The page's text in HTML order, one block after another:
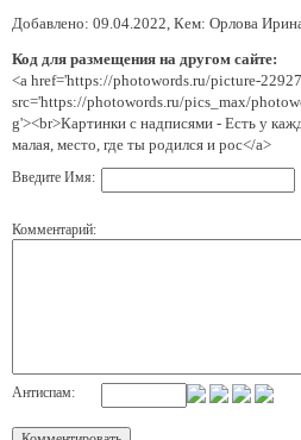
Добавлено: 09.04.2022, Кем: Орлова
Код для размещения на другом сайте:
<a href='https://photowords.ru/picture-
src='https://photowords.ru/pics_max/
g'><br>Картинки с надписями - Есть у
малая, место, где ты родился и рос</a>
Введите Имя:
Комментарий:
Антиспам: